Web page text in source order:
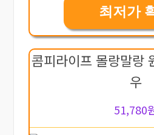
최저가
콤피라이프 몰랑말랑
우
51,780